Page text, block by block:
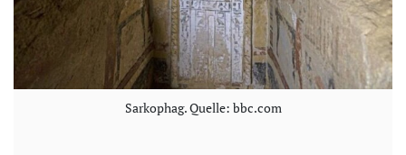
Sarkophag. Quelle: bbc.com